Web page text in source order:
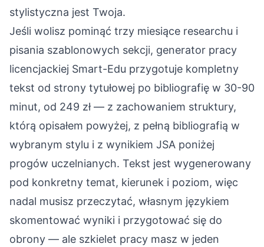
stylistyczna jest Twoja.
Jeśli wolisz pominąć trzy miesiące researchu i
pisania szablonowych sekcji, generator pracy
licencjackiej Smart-Edu przygotuje kompletny
tekst od strony tytułowej po bibliografię w 30-90
minut, od 249 zł — z zachowaniem struktury,
którą opisałem powyżej, z pełną bibliografią w
wybranym stylu i z wynikiem JSA poniżej
progów uczelnianych. Tekst jest wygenerowany
pod konkretny temat, kierunek i poziom, więc
nadal musisz przeczytać, własnym językiem
skomentować wyniki i przygotować się do
obrony — ale szkielet pracy masz w jeden